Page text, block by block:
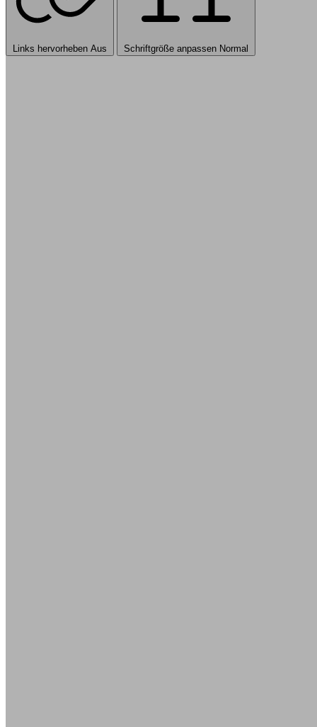
Links hervorheben Aus Schriftgröße anpassen Normal